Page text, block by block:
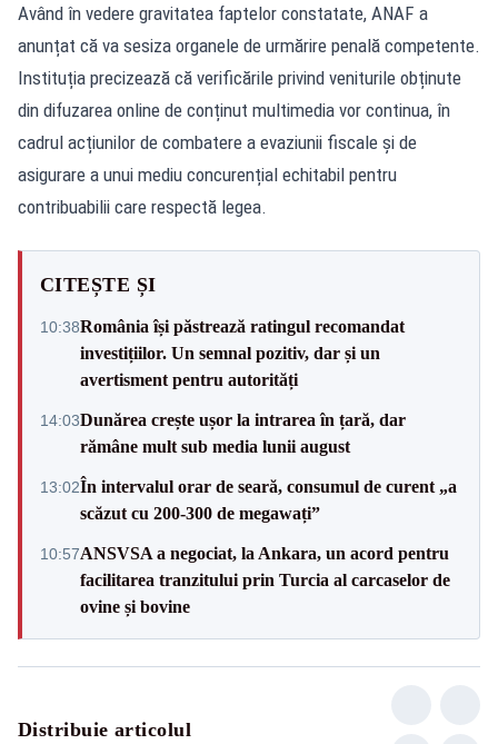
Având în vedere gravitatea faptelor constatate, ANAF a
anunțat că va sesiza organele de urmărire penală competente.
Instituția precizează că verificările privind veniturile obținute
din difuzarea online de conținut multimedia vor continua, în
cadrul acțiunilor de combatere a evaziunii fiscale și de
asigurare a unui mediu concurențial echitabil pentru
contribuabilii care respectă legea.
CITEȘTE ȘI
10:38România își păstrează ratingul recomandat
investițiilor. Un semnal pozitiv, dar și un
avertisment pentru autorități
14:03Dunărea crește ușor la intrarea în țară, dar
rămâne mult sub media lunii august
13:02În intervalul orar de seară, consumul de curent „a
scăzut cu 200-300 de megawați”
10:57ANSVSA a negociat, la Ankara, un acord pentru
facilitarea tranzitului prin Turcia al carcaselor de
ovine și bovine
Distribuie articolul